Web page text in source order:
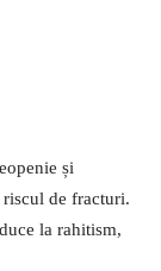
și
de fracturi.
la rahitism,